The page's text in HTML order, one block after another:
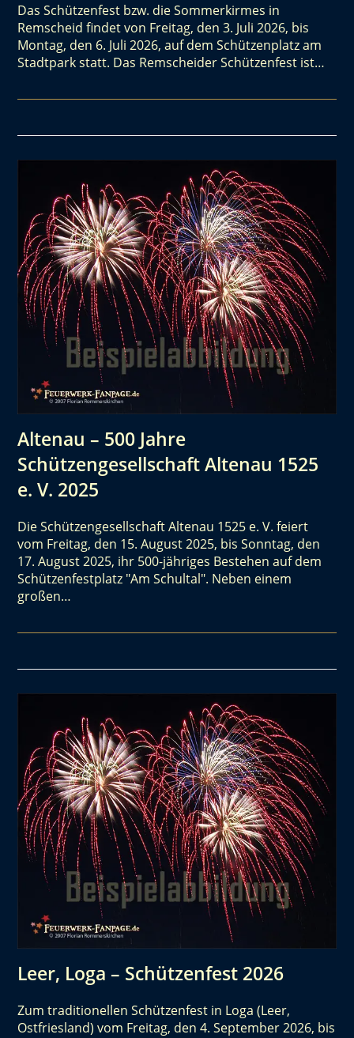
Das Schützenfest bzw. die Sommerkirmes in
Remscheid findet von Freitag, den 3. Juli 2026, bis
Montag, den 6. Juli 2026, auf dem Schützenplatz am
Stadtpark statt. Das Remscheider Schützenfest ist…
Altenau – 500 Jahre
Schützengesellschaft Altenau 1525
e. V. 2025
Die Schützengesellschaft Altenau 1525 e. V. feiert
vom Freitag, den 15. August 2025, bis Sonntag, den
17. August 2025, ihr 500-jähriges Bestehen auf dem
Schützenfestplatz "Am Schultal". Neben einem
großen…
Leer, Loga – Schützenfest 2026
Zum traditionellen Schützenfest in Loga (Leer,
Ostfriesland) vom Freitag, den 4. September 2026, bis